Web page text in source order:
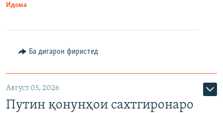
Идома
Ба дигарон фиристед
Август 05, 2026
Путин қонунҳои сахтгиронаро